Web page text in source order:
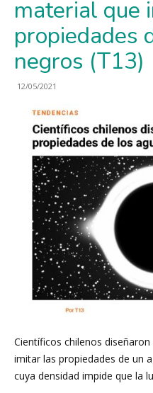
material que
propiedades
negros (T13)
12/05/2021
Científicos chilenos
imitar las propiedades de un
cuya densidad impide que la